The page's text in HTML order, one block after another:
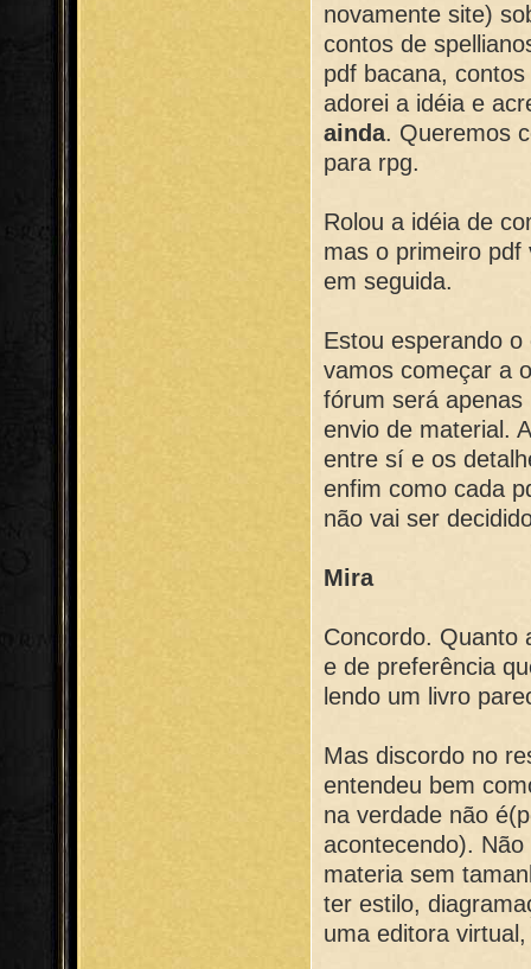
novamente site)
contos de
pdf bacana,
adorei a idéia e
ainda. Queremos
para rpg.
Rolou a idéia de
mas o primeiro pdf
em seguida.
Estou esperando
vamos começar a
fórum será
envio de material.
entre sí e os
enfim como cada
não vai ser
Mira
Concordo. Quanto
e de preferência
lendo um livro
Mas discordo no
entendeu bem
na verdade não
acontecendo).
materia sem
ter estilo,
uma editora